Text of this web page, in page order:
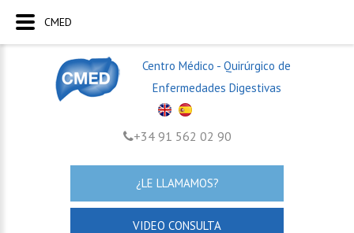
Centro Médico - Quirúrgico de
Enfermedades Digestivas
+34 91 562 02 90
¿LE LLAMAMOS?
VIDEO CONSULTA
CMED